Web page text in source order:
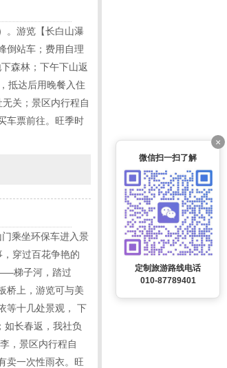
。游览【长白山瀑
倒站车；费用自理
森林；下午下山返
抵达后用晚餐入住
关；景区内行程自
车票前往。旺季时
乘坐环保车进入景
穿过百花争艳的
梯子河，踏过
桥上，游览可与美
等十几处景观， 下
长春返，我社负
，景区内行程自
卖一次性雨衣。旺
×
微信扫一扫了解
定制旅游路线电话
010-87789401